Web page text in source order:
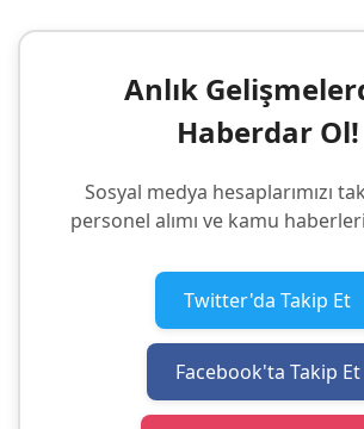
Anlık
Haberdar Ol!
Sosyal medya hesaplarımızı
personel alımı ve kamu
Twitter'da Takip Et
Facebook'ta Takip Et